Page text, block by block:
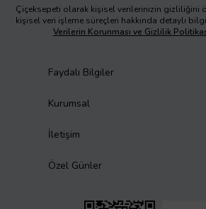
Çiçeksepeti olarak kişisel verilerinizin gizliliğini
kişisel veri işleme süreçleri hakkında detaylı
Verilerin Korunması ve Gizlilik
Faydalı Bilgiler
Kurumsal
İletişim
Özel Günler